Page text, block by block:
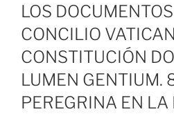
LOS
CONCILIO
CONSTITUCIÓN
LUMEN GENTIUM.
PEREGRINA EN